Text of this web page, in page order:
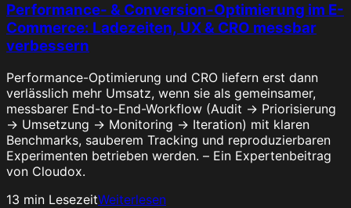
Performance- & Conversion-Optimierung im E-
Commerce: Ladezeiten, UX & CRO messbar
verbessern
Performance-Optimierung und CRO liefern erst dann
verlässlich mehr Umsatz, wenn sie als gemeinsamer,
messbarer End-to-End-Workflow (Audit → Priorisierung
→ Umsetzung → Monitoring → Iteration) mit klaren
Benchmarks, sauberem Tracking und reproduzierbaren
Experimenten betrieben werden. – Ein Expertenbeitrag
von Cloudox.
13 min LesezeitWeiterlesen